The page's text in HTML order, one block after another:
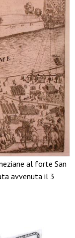
al forte San
avvenuta il 3